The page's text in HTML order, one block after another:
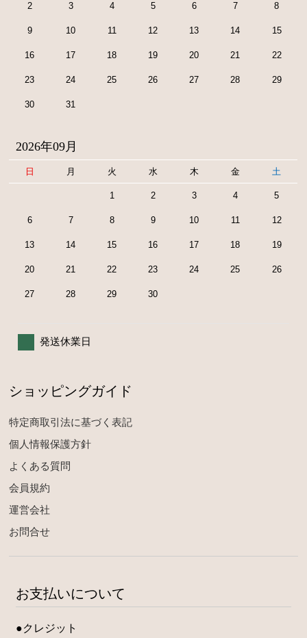
2 3 4 5 6 7 8
9 10 11 12 13 14 15
16 17 18 19 20 21 22
23 24 25 26 27 28 29
30 31
2026年09月
日 月 火 水 木 金 土
1 2 3 4 5
6 7 8 9 10 11 12
13 14 15 16 17 18 19
20 21 22 23 24 25 26
27 28 29 30
発送休業日
ショッピングガイド
特定商取引法に基づく表記
個人情報保護方針
よくある質問
会員規約
運営会社
お問合せ
お支払いについて
●クレジット